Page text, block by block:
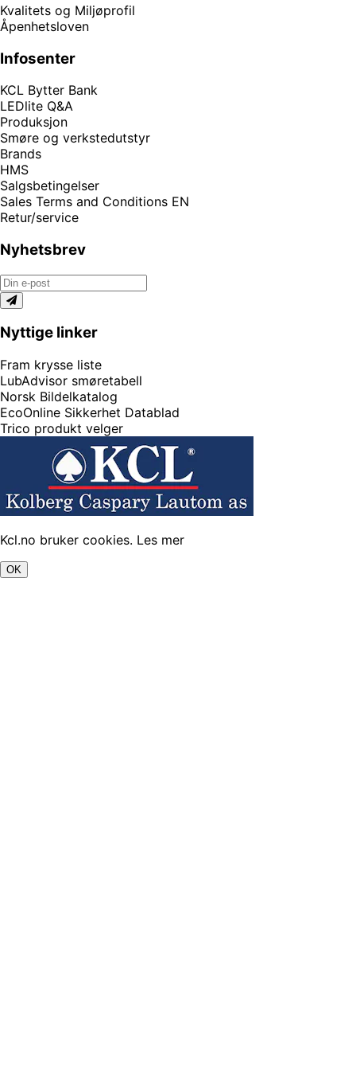
Kvalitets og Miljøprofil
Åpenhetsloven
Infosenter
KCL Bytter Bank
LEDlite Q&A
Produksjon
Smøre og verkstedutstyr
Brands
HMS
Salgsbetingelser
Sales Terms and Conditions EN
Retur/service
Nyhetsbrev
Nyttige linker
Fram krysse liste
LubAdvisor smøretabell
Norsk Bildelkatalog
EcoOnline Sikkerhet Datablad
Trico produkt velger
Kcl.no bruker cookies. Les mer
OK